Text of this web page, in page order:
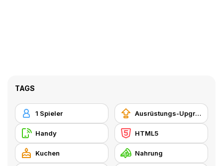
TAGS
1 Spieler Ausrüstungs-Upgrade kaufen
Handy HTML5
Kuchen Nahrung